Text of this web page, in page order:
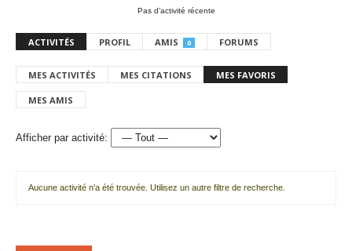
Pas d’activité récente
ACTIVITÉS PROFIL AMIS 0 FORUMS
MES ACTIVITÉS MES CITATIONS MES FAVORIS
MES AMIS
Afficher par activité:
Aucune activité n'a été trouvée. Utilisez un autre filtre de recherche.